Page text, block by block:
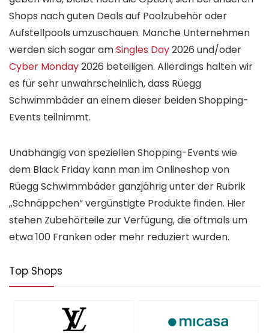
Shops nach guten Deals auf Poolzubehör oder
Aufstellpools umzuschauen. Manche Unternehmen
werden sich sogar amSingles Day2026 und/oder
Cyber Monday2026 beteiligen. Allerdings halten wir
es für sehr unwahrscheinlich, dass Rüegg
Schwimmbäder an einem dieser beiden Shopping-
Events teilnimmt.
Unabhängig von speziellen Shopping-Events wie
dem Black Friday kann man im Onlineshop von
Rüegg Schwimmbäder ganzjährig unter der Rubrik
„Schnäppchen“ vergünstigte Produkte finden. Hier
stehen Zubehörteile zur Verfügung, die oftmals um
etwa 100 Franken oder mehr reduziert wurden.
Top Shops